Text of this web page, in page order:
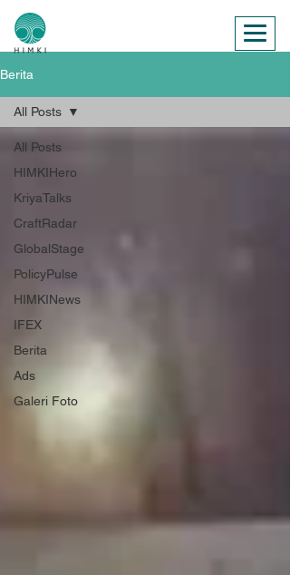
Berita
All Posts
HIMKIHero
KriyaTalks
CraftRadar
GlobalStage
PolicyPulse
HIMKINews
IFEX
Berita
Ads
Galeri Foto
All Posts